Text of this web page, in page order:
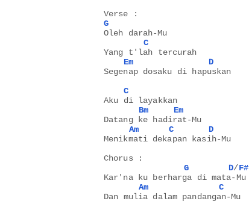
Verse :
G
Oleh darah-Mu
C
Yang t'lah tercurah
Em
D
Segenap dosaku di hapuskan
C
Aku di layakkan
Bm
Em
Datang ke hadirat-Mu
Am
C
D
Menikmati dekapan kasih-Mu
Chorus :
G
D/F#
Kar'na ku berharga di mata-Mu
Am
C
Dan mulia dalam pandangan-Mu